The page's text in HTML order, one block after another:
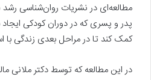
مطالعه‌ای در نشریات روان‌شناسی
پدر و پسری که در دوران کودکی
کمک کند تا در مراحل بعدی زندگی با
در این مطالعه که توسط دکتر ملانی